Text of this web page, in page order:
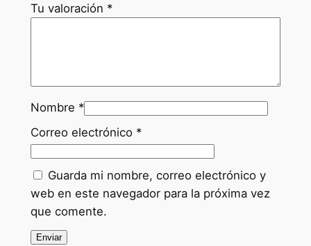
Tu valoración *
Nombre *
Correo electrónico *
Guarda mi nombre, correo electrónico y
web en este navegador para la próxima vez
que comente.